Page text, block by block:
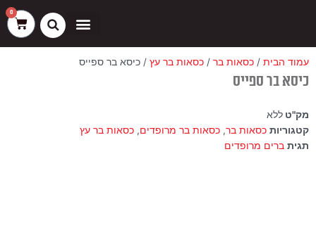
0
עגלת
קניות
עמוד הבית / כסאות בר / כסאות בר עץ / כיסא בר ספייס
כיסא בר ספייס
מק"ט ללא
קטגוריות כסאות בר, כסאות בר מרופדים, כסאות בר עץ
תגית ברים מרופדים